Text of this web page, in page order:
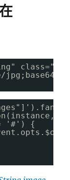
'#') {